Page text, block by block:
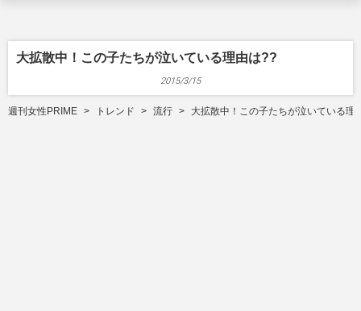
大拡散中！この子たちが泣いている理由は??
2015/3/15
週刊女性PRIME トレンド 流行 大拡散中！この子たちが泣いている理